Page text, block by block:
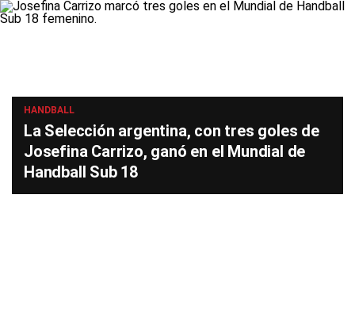
HANDBALL
La Selección argentina, con tres goles de
Josefina Carrizo, ganó en el Mundial de
Handball Sub 18